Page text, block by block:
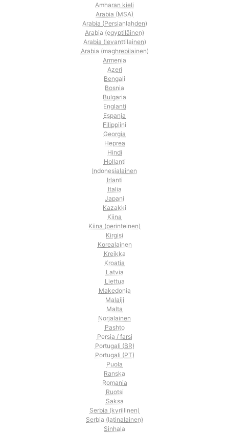
Amharan kieli
Arabia (MSA)
Arabia (Persianlahden)
Arabia (egyptiläinen)
Arabia (levanttilainen)
Arabia (maghrebilainen)
Armenia
Azeri
Bengali
Bosnia
Bulgaria
Englanti
Espanja
Filippiini
Georgia
Heprea
Hindi
Hollanti
Indonesialainen
Irlanti
Italia
Japani
Kazakki
Kiina
Kiina (perinteinen)
Kirgisi
Korealainen
Kreikka
Kroatia
Latvia
Liettua
Makedonia
Malaiji
Malta
Norjalainen
Pashto
Persia / farsi
Portugali (BR)
Portugali (PT)
Puola
Ranska
Romania
Ruotsi
Saksa
Serbia (kyrillinen)
Serbia (latinalainen)
Sinhala